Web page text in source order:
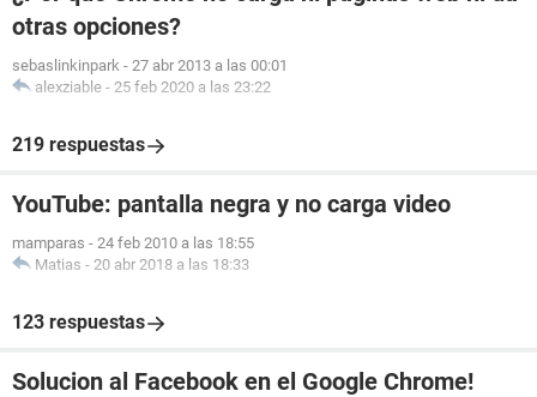
otras opciones?
sebaslinkinpark - 27 abr 2013 a las 00:01
alexziable - 25 feb 2020 a las 23:22
219 respuestas
YouTube: pantalla negra y no carga video
mamparas - 24 feb 2010 a las 18:55
Matias - 20 abr 2018 a las 18:33
123 respuestas
Solucion al Facebook en el Google Chrome!